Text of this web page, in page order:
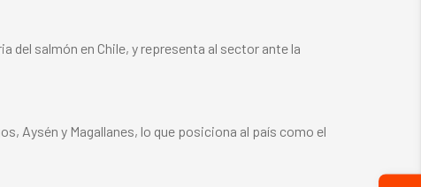
del salmón en Chile, y representa al sector ante la
Aysén y Magallanes, lo que posiciona al país como el